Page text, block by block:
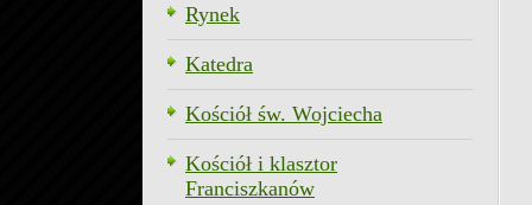
Rynek
Katedra
Kościół św. Wojciecha
Kościół i klasztor
Franciszkanów